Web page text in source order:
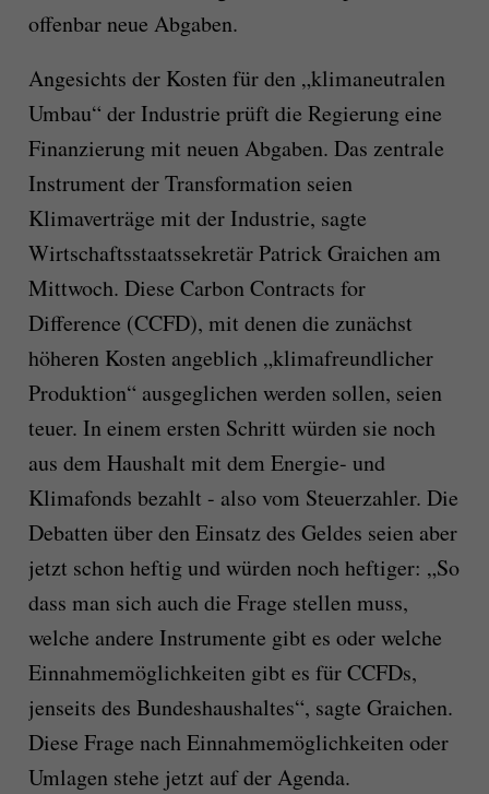
offenbar neue Abgaben.
Angesichts der Kosten für den „klimaneutralen
Umbau“ der Industrie prüft die Regierung eine
Finanzierung mit neuen Abgaben. Das zentrale
Instrument der Transformation seien
Klimaverträge mit der Industrie, sagte
Wirtschaftsstaatssekretär Patrick Graichen am
Mittwoch. Diese Carbon Contracts for
Difference (CCFD), mit denen die zunächst
höheren Kosten angeblich „klimafreundlicher
Produktion“ ausgeglichen werden sollen, seien
teuer. In einem ersten Schritt würden sie noch
aus dem Haushalt mit dem Energie- und
Klimafonds bezahlt - also vom Steuerzahler. Die
Debatten über den Einsatz des Geldes seien aber
jetzt schon heftig und würden noch heftiger: „So
dass man sich auch die Frage stellen muss,
welche andere Instrumente gibt es oder welche
Einnahmemöglichkeiten gibt es für CCFDs,
jenseits des Bundeshaushaltes“, sagte Graichen.
Diese Frage nach Einnahmemöglichkeiten oder
Umlagen stehe jetzt auf der Agenda.